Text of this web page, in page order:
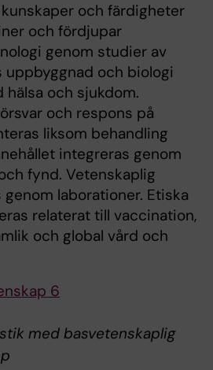
och färdigheter
och fördjupar
genom studier av
uppbyggnad och biologi
hälsa och sjukdom.
och respons på
liksom behandling
integreras genom
fynd. Vetenskaplig
laborationer. Etiska
relaterat till vaccination,
och global vård och
6
med basvetenskaplig